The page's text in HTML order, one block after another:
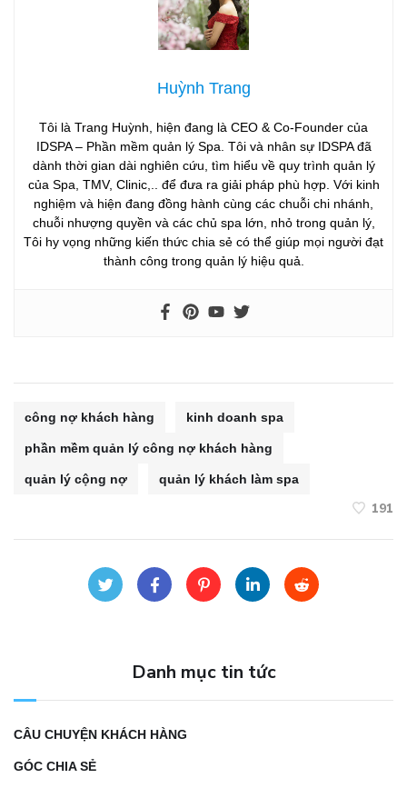
Huỳnh Trang
Tôi là Trang Huỳnh, hiện đang là CEO & Co-Founder của
IDSPA – Phần mềm quản lý Spa. Tôi và nhân sự IDSPA đã
dành thời gian dài nghiên cứu, tìm hiểu về quy trình quản lý
của Spa, TMV, Clinic,.. để đưa ra giải pháp phù hợp. Với kinh
nghiệm và hiện đang đồng hành cùng các chuỗi chi nhánh,
chuỗi nhượng quyền và các chủ spa lớn, nhỏ trong quản lý,
Tôi hy vọng những kiến thức chia sẻ có thể giúp mọi người đạt
thành công trong quản lý hiệu quả.
công nợ khách hàng kinh doanh spa
phần mềm quản lý công nợ khách hàng
quản lý cộng nợ quản lý khách làm spa
191
Danh mục tin tức
CÂU CHUYỆN KHÁCH HÀNG
GÓC CHIA SẺ